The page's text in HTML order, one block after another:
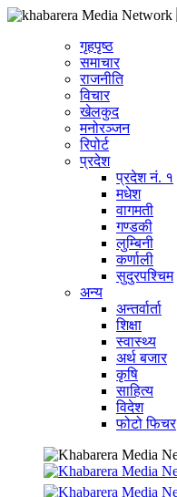
गृहपृष्ठ
समाचार
राजनीति
विचार
खेलकुद
मनोरञ्जन
रिपोर्ट
प्रदेश
प्रदेश नं. १
मधेश
वागमती
गण्डकी
लुम्बिनी
कर्णाली
सुदुरपश्चिम
अन्य
अन्तर्वार्ता
शिक्षा
स्वास्थ्य
अर्थ बजार
कृषि
साहित्य
विदेश
फोटो फिचर